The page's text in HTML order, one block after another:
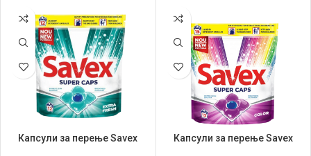
Капсули за перење Savex
Капсули за перење Savex